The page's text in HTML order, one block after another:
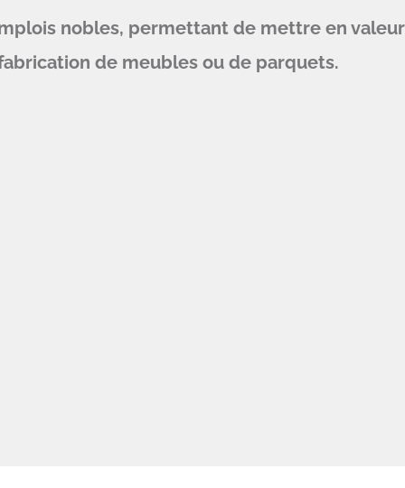
nobles, permettant de mettre en valeur
de meubles ou de parquets.